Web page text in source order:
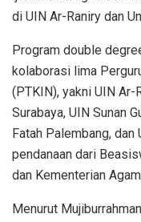
di UIN Ar-Raniry dan
Program double
kolaborasi lima
(PTKIN), yakni UIN Ar-
Surabaya, UIN Sunan
Fatah Palembang,
pendanaan dari
dan Kementerian
Menurut